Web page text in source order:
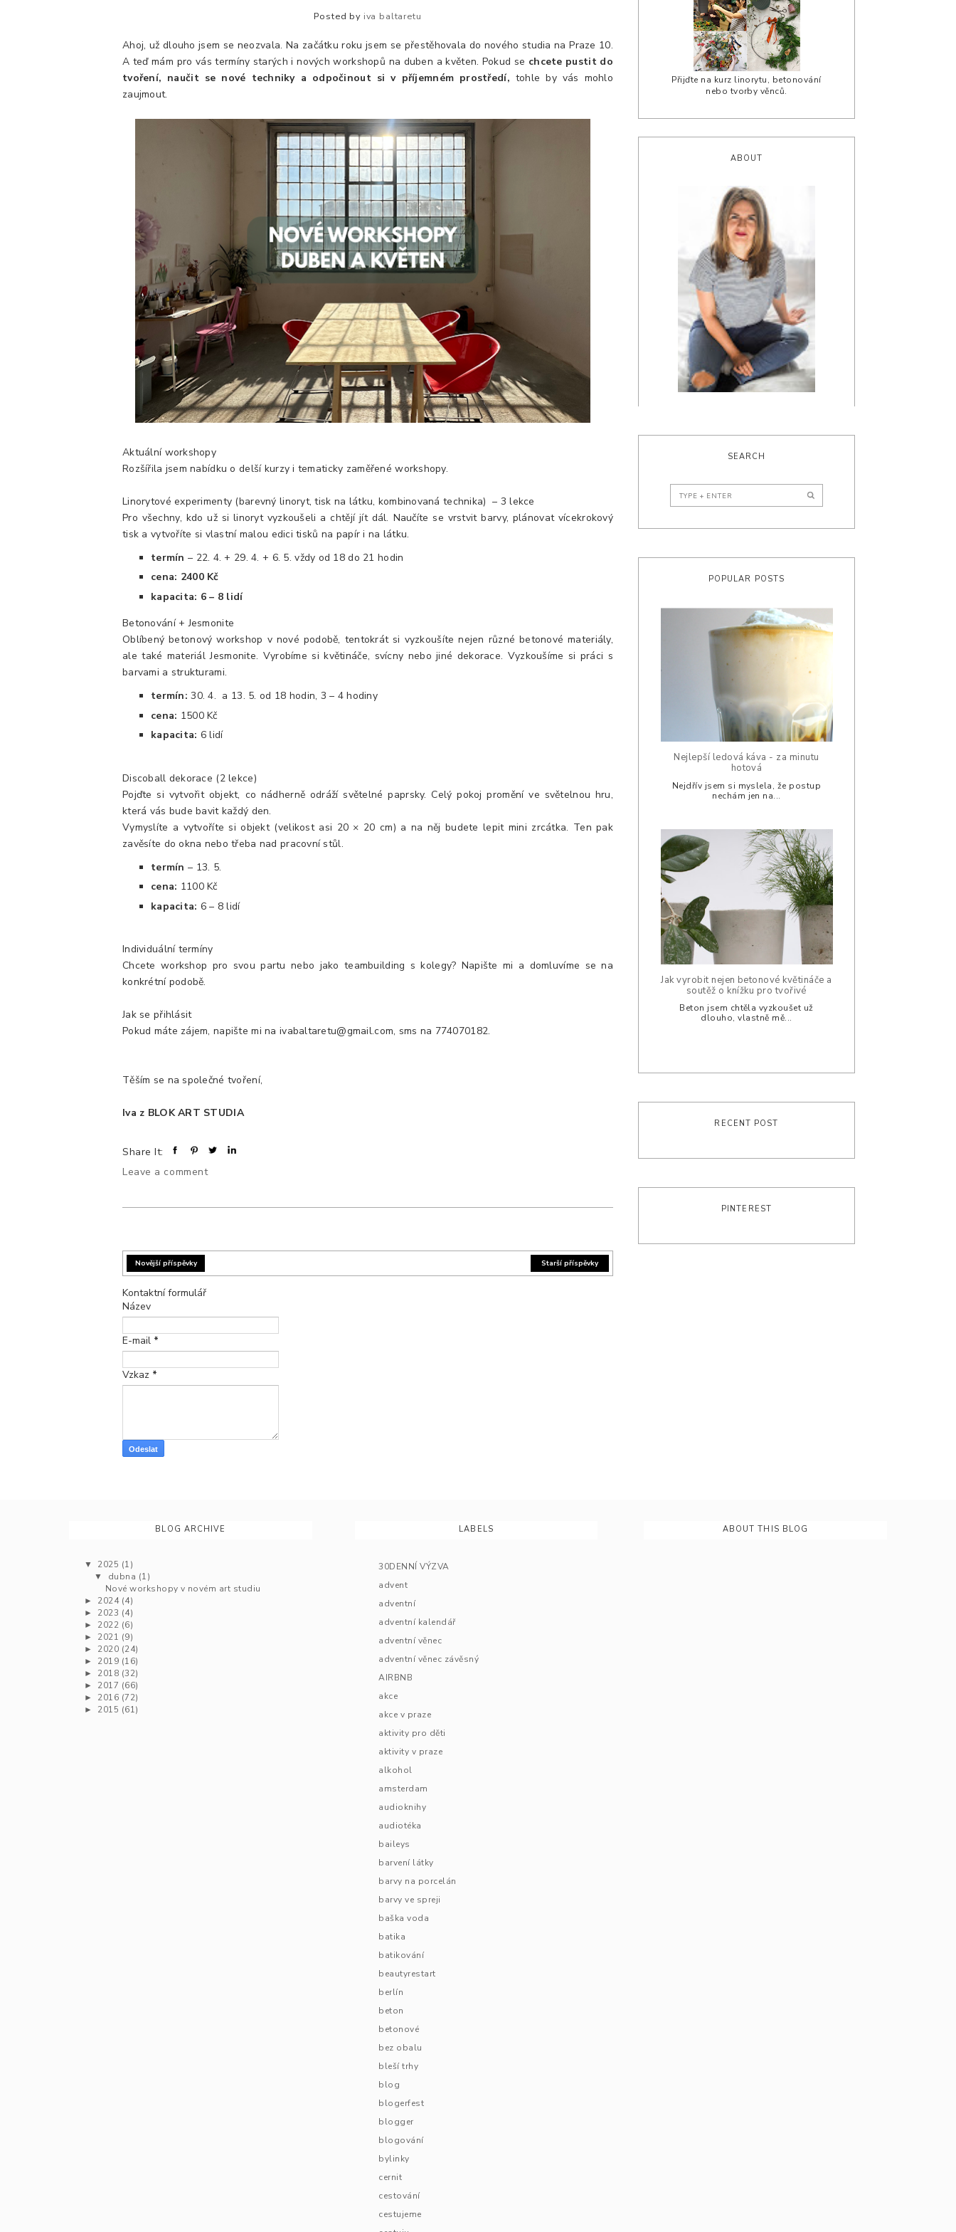
Posted by iva baltaretu
Ahoj, už dlouho jsem se neozvala. Na začátku roku jsem se přestěhovala do nového studia na Praze 10.
A teď mám pro vás termíny starých i nových workshopů na duben a květen. Pokud se chcete pustit do
tvoření, naučit se nové techniky a odpočinout si v příjemném prostředí, tohle by vás mohlo
zaujmout.
Aktuální workshopy
Rozšířila jsem nabídku o delší kurzy i tematicky zaměřené workshopy.
Linorytové experimenty (barevný linoryt, tisk na látku, kombinovaná technika) – 3 lekce
Pro všechny, kdo už si linoryt vyzkoušeli a chtějí jít dál. Naučíte se vrstvit barvy, plánovat vícekrokový
tisk a vytvoříte si vlastní malou edici tisků na papír i na látku.
termín – 22. 4. + 29. 4. + 6. 5. vždy od 18 do 21 hodin
cena: 2400 Kč
kapacita: 6 – 8 lidí
Betonování + Jesmonite
Oblíbený betonový workshop v nové podobě, tentokrát si vyzkoušíte nejen různé betonové materiály,
ale také materiál Jesmonite. Vyrobíme si květináče, svícny nebo jiné dekorace. Vyzkoušíme si práci s
barvami a strukturami.
termín: 30. 4. a 13. 5. od 18 hodin, 3 – 4 hodiny
cena: 1500 Kč
kapacita: 6 lidí
Discoball dekorace (2 lekce)
Pojďte si vytvořit objekt, co nádherně odráží světelné paprsky. Celý pokoj promění ve světelnou hru,
která vás bude bavit každý den.
Vymyslíte a vytvoříte si objekt (velikost asi 20 × 20 cm) a na něj budete lepit mini zrcátka. Ten pak
zavěsíte do okna nebo třeba nad pracovní stůl.
termín – 13. 5.
cena: 1100 Kč
kapacita: 6 – 8 lidí
Individuální termíny
Chcete workshop pro svou partu nebo jako teambuilding s kolegy? Napište mi a domluvíme se na
konkrétní podobě.
Jak se přihlásit
Pokud máte zájem, napište mi na ivabaltaretu@gmail.com, sms na 774070182.
Těším se na společné tvoření,
Iva z BLOK ART STUDIA
Share It:
Leave a comment
Novější příspěvky Starší příspěvky
Kontaktní formulář
Název
E-mail *
Vzkaz *
Přijďte na kurz linorytu, betonování
nebo tvorby věnců.
ABOUT
SEARCH
POPULAR POSTS
Nejlepší ledová káva - za minutu
hotová
Nejdřív jsem si myslela, že postup
nechám jen na...
Jak vyrobit nejen betonové květináče a
soutěž o knížku pro tvořivé
Beton jsem chtěla vyzkoušet už
dlouho, vlastně mě...
RECENT POST
PINTEREST
BLOG ARCHIVE
▼ 2025 (1)
▼ dubna (1)
Nové workshopy v novém art studiu
► 2024 (4)
► 2023 (4)
► 2022 (6)
► 2021 (9)
► 2020 (24)
► 2019 (16)
► 2018 (32)
► 2017 (66)
► 2016 (72)
► 2015 (61)
LABELS
30DENNÍ VÝZVA
advent
adventní
adventní kalendář
adventní věnec
adventní věnec závěsný
AIRBNB
akce
akce v praze
aktivity pro děti
aktivity v praze
alkohol
amsterdam
audioknihy
audiotéka
baileys
barvení látky
barvy na porcelán
barvy ve spreji
baška voda
batika
batikování
beautyrestart
berlín
beton
betonové
bez obalu
bleší trhy
blog
blogerfest
blogger
blogování
bylinky
cernit
cestování
cestujeme
ABOUT THIS BLOG